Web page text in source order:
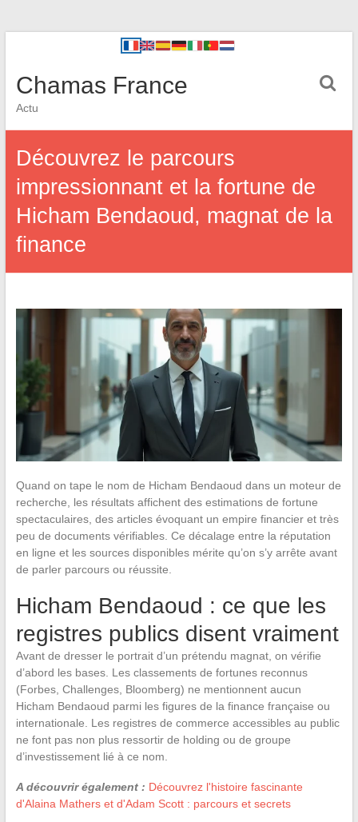
Chamas France
Actu
Découvrez le parcours
impressionnant et la fortune de
Hicham Bendaoud, magnat de la
finance
Quand on tape le nom de Hicham Bendaoud dans un moteur de
recherche, les résultats affichent des estimations de fortune
spectaculaires, des articles évoquant un empire financier et très
peu de documents vérifiables. Ce décalage entre la réputation
en ligne et les sources disponibles mérite qu’on s’y arrête avant
de parler parcours ou réussite.
Hicham Bendaoud : ce que les
registres publics disent vraiment
Avant de dresser le portrait d’un prétendu magnat, on vérifie
d’abord les bases. Les classements de fortunes reconnus
(Forbes, Challenges, Bloomberg) ne mentionnent aucun
Hicham Bendaoud parmi les figures de la finance française ou
internationale. Les registres de commerce accessibles au public
ne font pas non plus ressortir de holding ou de groupe
d’investissement lié à ce nom.
A découvrir également : Découvrez l'histoire fascinante
d'Alaina Mathers et d'Adam Scott : parcours et secrets